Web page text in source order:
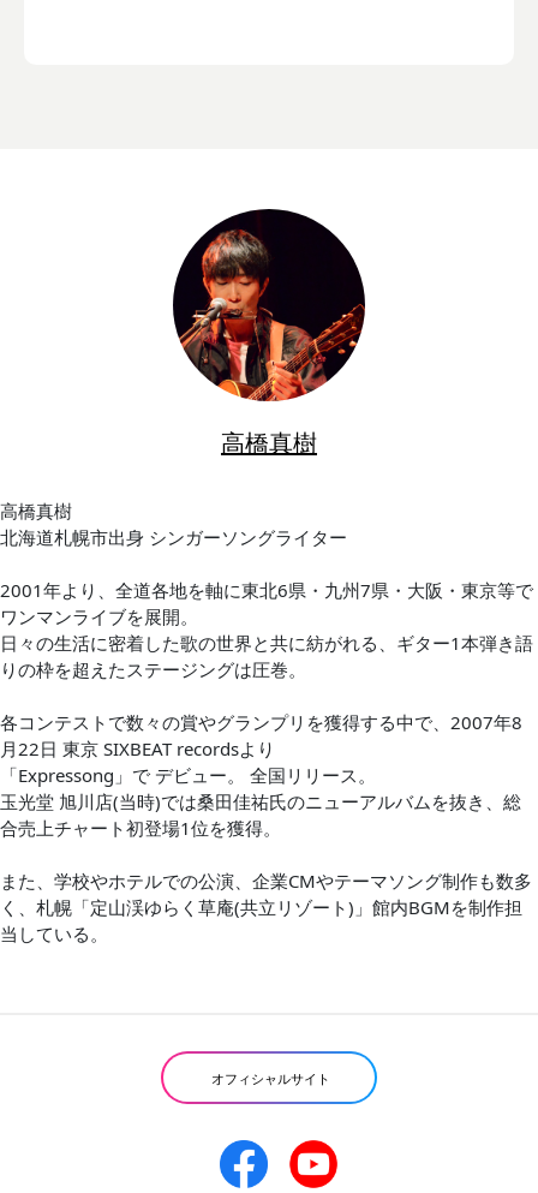
高橋真樹
高橋真樹
北海道札幌市出身 シンガーソングライター
2001年より、全道各地を軸に東北6県・九州7県・大阪・東京等で
ワンマンライブを展開。
日々の生活に密着した歌の世界と共に紡がれる、ギター1本弾き語
りの枠を超えたステージングは圧巻。
各コンテストで数々の賞やグランプリを獲得する中で、2007年8
月22日 東京 SIXBEAT recordsより
「Expressong」で デビュー。 全国リリース。
玉光堂 旭川店(当時)では桑田佳祐氏のニューアルバムを抜き、総
合売上チャート初登場1位を獲得。
また、学校やホテルでの公演、企業CMやテーマソング制作も数多
く、札幌「定山渓ゆらく草庵(共立リゾート)」館内BGMを制作担
当している。
オフィシャルサイト